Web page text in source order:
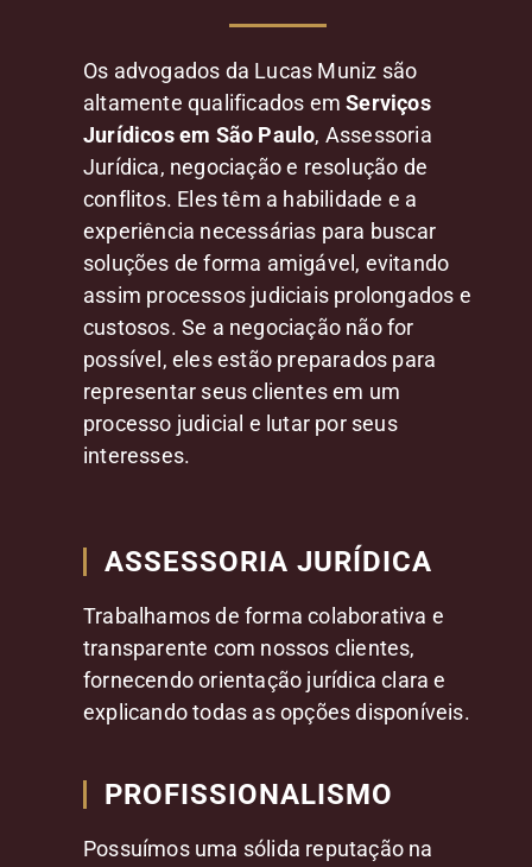
Os advogados da Lucas Muniz são
altamente qualificados emServiços
Jurídicos em São Paulo, Assessoria
Jurídica, negociação e resolução de
conflitos. Eles têm a habilidade e a
experiência necessárias para buscar
soluções de forma amigável, evitando
assim processos judiciais prolongados e
custosos. Se a negociação não for
possível, eles estão preparados para
representar seus clientes em um
processo judicial e lutar por seus
interesses.
ASSESSORIA JURÍDICA
Trabalhamos de forma colaborativa e
transparente com nossos clientes,
fornecendo orientação jurídica clara e
explicando todas as opções disponíveis.
PROFISSIONALISMO
Possuímos uma sólida reputação na